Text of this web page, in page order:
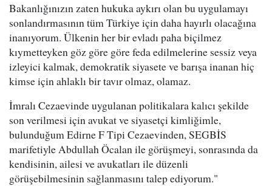
Bakanlığınızın zaten hukuka aykırı olan bu uygulamayı
sonlandırmasının tüm Türkiye için daha hayırlı olacağına
inanıyorum. Ülkenin her bir evladı paha biçilmez
kıymetteyken göz göre göre feda edilmelerine sessiz veya
izleyici kalmak, demokratik siyasete ve barışa inanan hiç
kimse için ahlaklı bir tavır olmaz, olamaz.
İmralı Cezaevinde uygulanan politikalara kalıcı şekilde
son verilmesi için avukat ve siyasetçi kimliğimle,
bulunduğum Edirne F Tipi Cezaevinden, SEGBİS
marifetiyle Abdullah Öcalan ile görüşmeyi, sonrasında da
kendisinin, ailesi ve avukatları ile düzenli
görüşebilmesinin sağlanmasını talep ediyorum."